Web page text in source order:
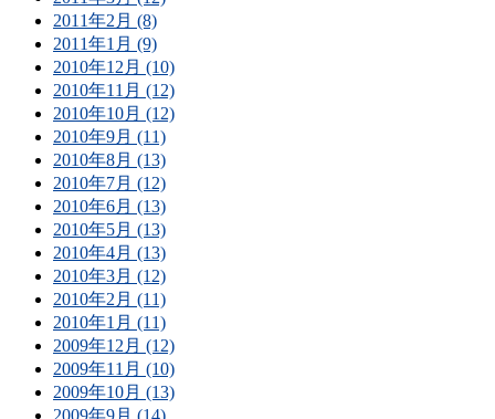
2011年2月 (8)
2011年1月 (9)
2010年12月 (10)
2010年11月 (12)
2010年10月 (12)
2010年9月 (11)
2010年8月 (13)
2010年7月 (12)
2010年6月 (13)
2010年5月 (13)
2010年4月 (13)
2010年3月 (12)
2010年2月 (11)
2010年1月 (11)
2009年12月 (12)
2009年11月 (10)
2009年10月 (13)
2009年9月 (14)